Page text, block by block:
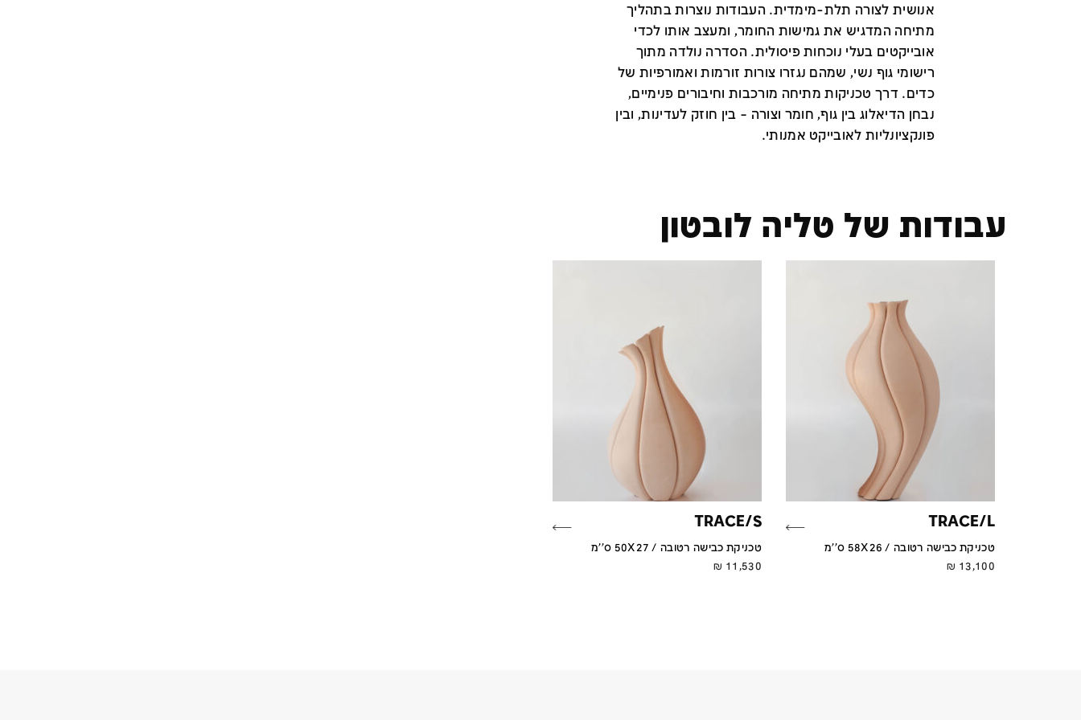
אנושית לצורה תלת-מימדית. העבודות נוצרות בתהליך
מתיחה המדגיש את גמישות החומר, ומעצב אותו לכדי
אובייקטים בעלי נוכחות פיסולית. הסדרה נולדה מתוך
רישומי גוף נשי, שמהם נגזרו צורות זורמות ואמורפיות של
כדים. דרך טכניקות מתיחה מורכבות וחיבורים פנימיים,
נבחן הדיאלוג בין גוף, חומר וצורה – בין חוזק לעדינות, ובין
פונקציונליות לאובייקט אמנותי.
עבודות של טליה לובטון
TRACE/L
טכניקת כבישה רטובה / 58X26 ס''מ
13,100
₪
TRACE/S
טכניקת כבישה רטובה / 50X27 ס''מ
11,530
₪